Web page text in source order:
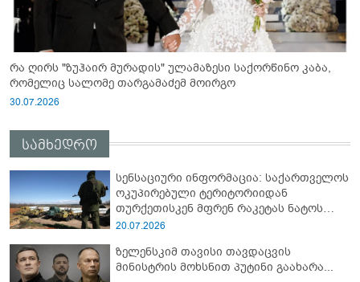
რა ღირს "ზუჰაირ მურადის" ულამაზესი საქორწინო კაბა,
რომელიც სალომე თარგამაძემ მოირგო
30.07.2026
სამხედრო
სენსაციური ინფორმაცია: საქართველოს
ოკუპირებული ტერიტორიიდან
თურქეთისკენ მფრენ რაკეტას ნატოს
სამიტი კინაღამ ჩაუშლია
20.07.2026
ზელენსკიმ თავისი თავდაცვის
მინისტრის მოხსნით პუტინი გაახარა...